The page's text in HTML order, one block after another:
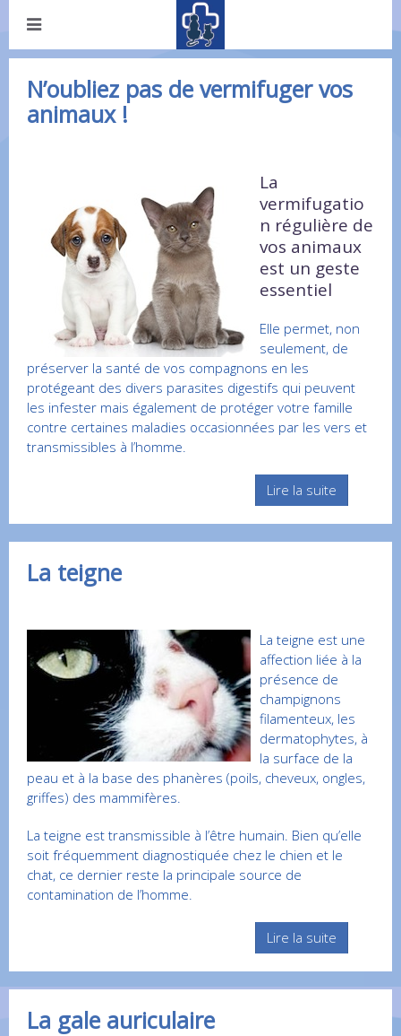
N’oubliez pas de vermifuger vos
animaux !
La
vermifugatio
n régulière de
vos animaux
est un geste
essentiel
Elle permet, non
seulement, de
préserver la santé de vos compagnons en les
protégeant des divers parasites digestifs qui peuvent
les infester mais également de protéger votre famille
contre certaines maladies occasionnées par les vers et
transmissibles à l’homme.
Lire la suite
La teigne
La teigne est une
affection liée à la
présence de
champignons
filamenteux, les
dermatophytes, à
la surface de la
peau et à la base des phanères (poils, cheveux, ongles,
griffes) des mammifères.
La teigne est transmissible à l’être humain. Bien qu’elle
soit fréquemment diagnostiquée chez le chien et le
chat, ce dernier reste la principale source de
contamination de l’homme.
Lire la suite
La gale auriculaire